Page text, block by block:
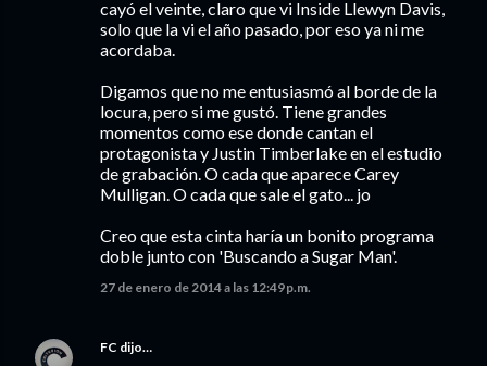
cayó el veinte, claro que vi Inside Llewyn Davis,
solo que la vi el año pasado, por eso ya ni me
acordaba.
Digamos que no me entusiasmó al borde de la
locura, pero si me gustó. Tiene grandes
momentos como ese donde cantan el
protagonista y Justin Timberlake en el estudio
de grabación. O cada que aparece Carey
Mulligan. O cada que sale el gato... jo
Creo que esta cinta haría un bonito programa
doble junto con 'Buscando a Sugar Man'.
27 de enero de 2014 a las 12:49 p.m.
FC dijo…